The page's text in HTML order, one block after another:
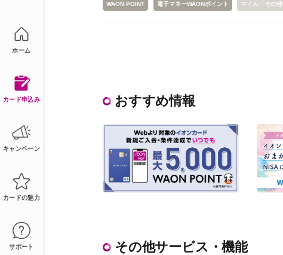
WAON POINT 電子マネーWAONポイント マイル・その他
おすすめ情報
その他サービス・機能
ホーム
カード申込み
キャンペーン
カードの魅力
サポート